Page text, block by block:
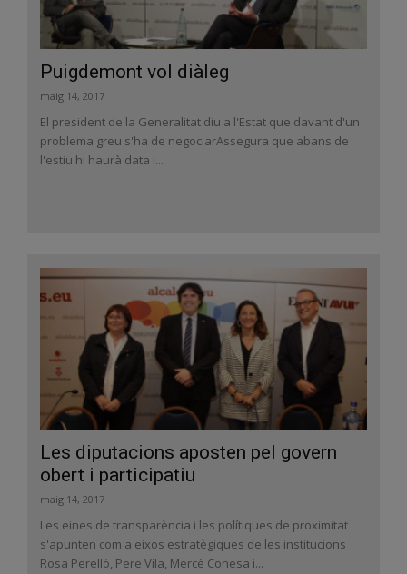
Puigdemont vol diàleg
maig 14, 2017
El president de la Generalitat diu a l'Estat que davant d'un
problema greu s'ha de negociarAssegura que abans de
l'estiu hi haurà data i...
Les diputacions aposten pel govern
obert i participatiu
maig 14, 2017
Les eines de transparència i les polítiques de proximitat
s'apunten com a eixos estratègiques de les institucions
Rosa Perelló, Pere Vila, Mercè Conesa i...